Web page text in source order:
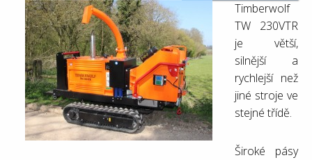
Timberwolf
TW 230VTR
je větší,
silnější a
rychlejší než
jiné stroje ve
stejné třídě.
Široké pásy